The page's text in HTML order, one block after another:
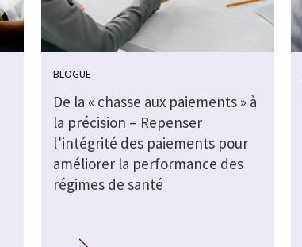
BLOGUE
De la « chasse aux paiements » à
la précision – Repenser
l’intégrité des paiements pour
améliorer la performance des
régimes de santé